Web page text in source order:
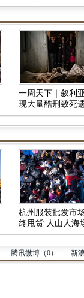
一周天下｜叙利
现大量酷刑致死
体、俄军三防部
令被炸身亡
杭州服装批发市
终甩货 人山人海
壮观
腾讯微博（0） 新